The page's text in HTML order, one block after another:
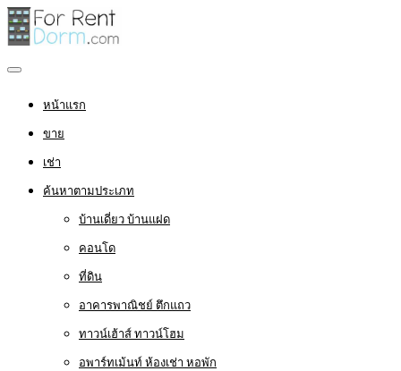
หน้าแรก
ขาย
เช่า
ค้นหาตามประเภท
บ้านเดี่ยว บ้านแฝด
คอนโด
ที่ดิน
อาคารพาณิชย์ ตึกแถว
ทาวน์เฮ้าส์ ทาวน์โฮม
อพาร์ทเม้นท์ ห้องเช่า หอพัก